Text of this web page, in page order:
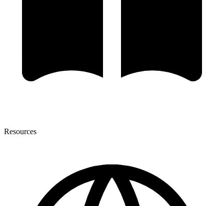
Resources